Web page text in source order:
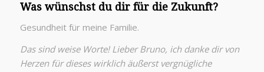
Was wünschst du dir für die Zukunft?
Gesundheit für meine Familie.
Das sind weise Worte! Lieber Bruno, ich danke dir von
Herzen für dieses wirklich äußerst vergnügliche